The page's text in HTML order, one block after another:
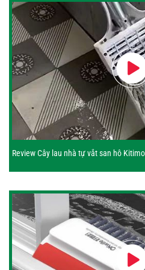
Review Cây lau nhà tự vắt san hô